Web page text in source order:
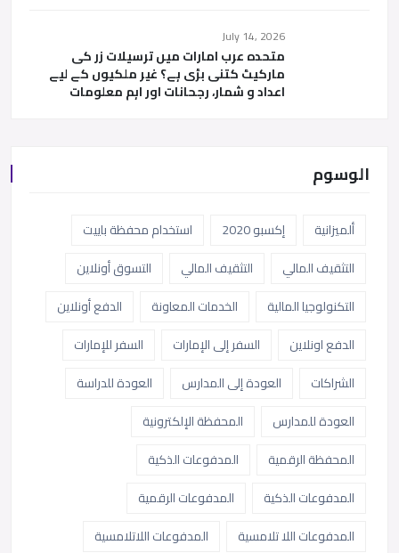
July 14, 2026
متحدہ عرب امارات میں ترسیلات زر کی
مارکیٹ کتنی بڑی ہے؟ غیر ملکیوں کے لیے
اعداد و شمار، رجحانات اور اہم معلومات
الوسوم
ألميزانية إكسبو 2020
استخدام محفظة باييت
التثقيف المالي
التثقيف المالي
التسوق أونلاين
التكنولوجيا المالية
الخدمات المعاونة
الدفع أونلاين
الدفع اونلاين
السفر إلى الإمارات
السفر للإمارات
الشراكات
العودة إلى المدارس
العودة للدراسة
العودة للمدارس
المحفظة الإلكترونية
المحفظة الرقمية
المدفوعات الذكية
المدفوعات الذكية
المدفوعات الرقمية
المدفوعات اللا تلامسية
المدفوعات اللاتلامسية